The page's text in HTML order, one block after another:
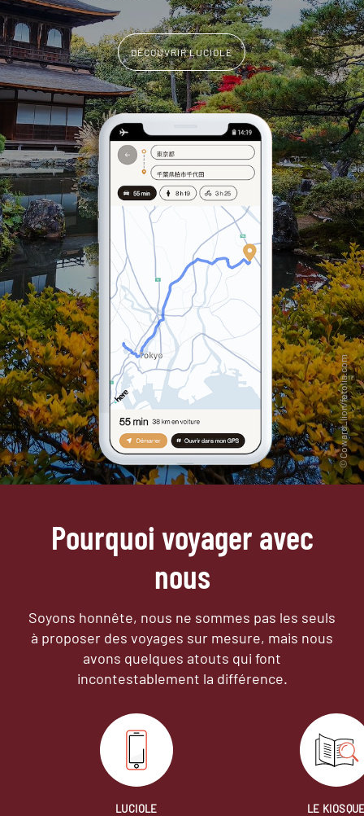
DÉCOUVRIR LUCIOLE
Pourquoi voyager avec
nous
Soyons honnête, nous ne sommes pas les seuls
à proposer des voyages sur mesure, mais nous
avons quelques atouts qui font
incontestablement la différence.
LUCIOLE
LE